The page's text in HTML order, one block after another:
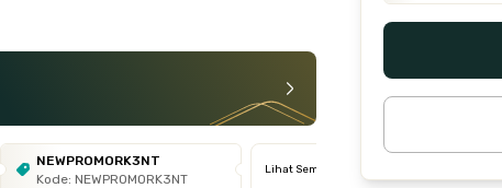
NEWPROMORK3NT
Kode: NEWPROMORK3NT
Lihat Semua